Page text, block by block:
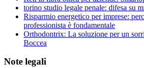
torino studio legale penale: difesa su
Risparmio energetico per imprese:
professionista è fondamentale
Orthodontrix: La soluzione per un
Boccea
Note legali